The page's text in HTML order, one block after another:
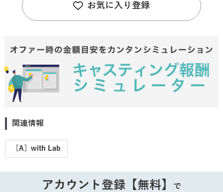
お気に入り登録
関連情報
［A］with Lab
アカウント登録【無料】 で